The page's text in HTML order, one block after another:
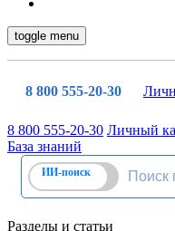
toggle menu
8 800 555-20-30
8 800 555-20-30 Личный
База знаний
Разделы и статьи